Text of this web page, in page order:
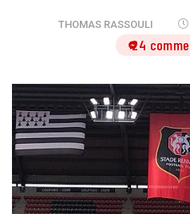
THOMAS RASSOULI
24